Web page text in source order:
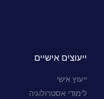
ייעוצים אישיים
ייעוץ אישי
לימודי אסטרולוגיה